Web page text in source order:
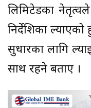
लिमिटेडका
निर्देशिका
सुधारका लागि
साथ रहने बताए ।